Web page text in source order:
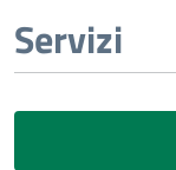
Servizi